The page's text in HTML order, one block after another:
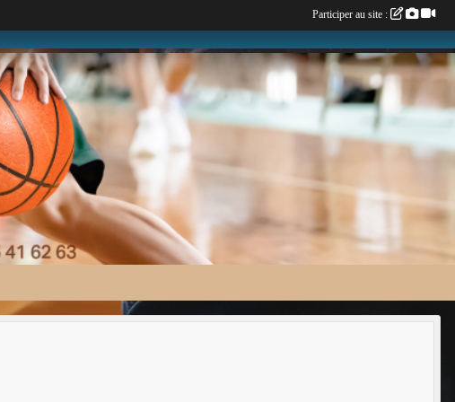
Participer au site :